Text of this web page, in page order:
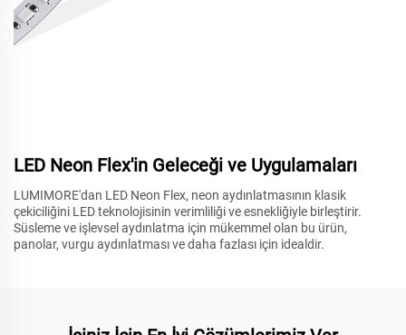
LED Neon Flex'in Geleceği ve Uygulamaları
LUMIMORE'dan LED Neon Flex, neon aydınlatmasının klasik
çekiciliğini LED teknolojisinin verimliliği ve esnekliğiyle birleştirir.
Süsleme ve işlevsel aydınlatma için mükemmel olan bu ürün,
panolar, vurgu aydınlatması ve daha fazlası için idealdir.